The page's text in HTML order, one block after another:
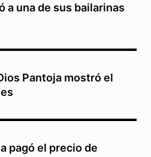
a una de sus bailarinas
Pantoja mostró el
pagó el precio de